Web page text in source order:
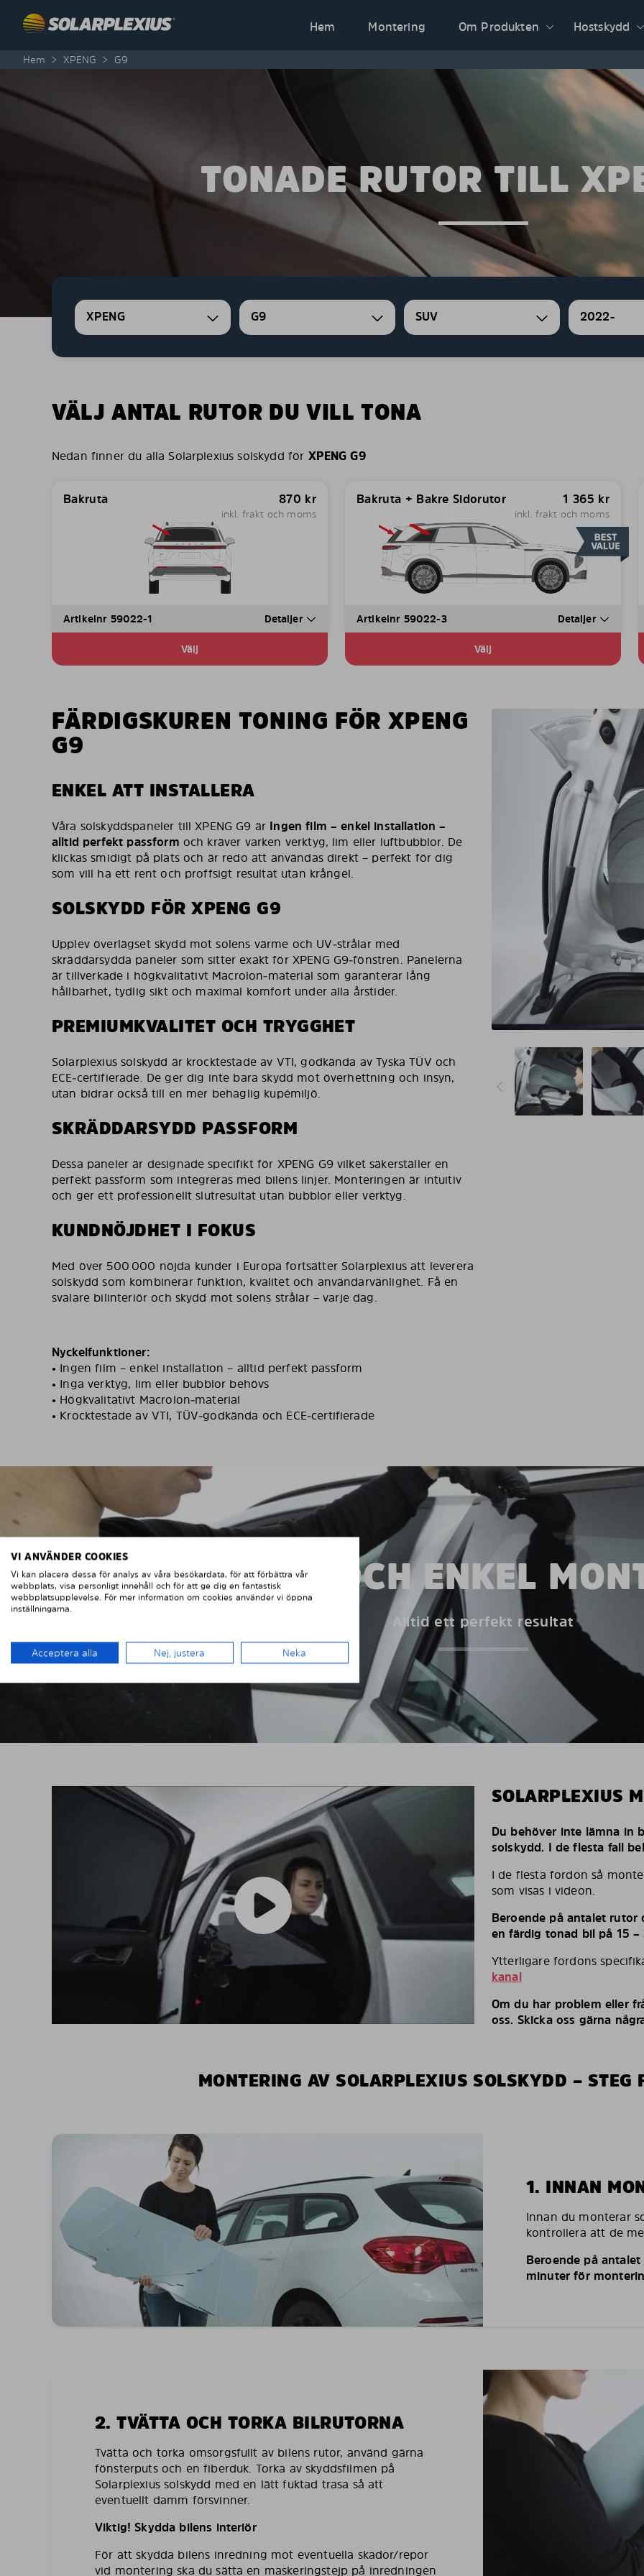
Hem
Montering Om Produkten Hostskydd
Hem > XPENG > G9
TONADE RUTOR TILL
XPENG G9 SUV 2022-
VÄLJ ANTAL RUTOR DU VILL TONA
Nedan finner du alla Solarplexius solskydd för XPENG G9
Bakruta 870 kr
inkl. frakt och moms
Artikelnr 59022-1 Detaljer
Välj
Bakruta + Bakre Sidorutor 1 365 kr
inkl. frakt och moms
Artikelnr 59022-3 Detaljer
Välj
FÄRDIGSKUREN TONING FÖR XPENG
G9
ENKEL ATT INSTALLERA
Våra solskyddspaneler till XPENG G9 är Ingen film – enkel installation –
alltid perfekt passform och kräver varken verktyg, lim eller luftbubblor. De
klickas smidigt på plats och är redo att användas direkt – perfekt för dig
som vill ha ett rent och proffsigt resultat utan krångel.
SOLSKYDD FÖR XPENG G9
Upplev överlägset skydd mot solens värme och UV‑strålar med
skräddarsydda paneler som sitter exakt för XPENG G9‑fönstren. Panelerna
är tillverkade i högkvalitativt Macrolon‑material som garanterar lång
hållbarhet, tydlig sikt och maximal komfort under alla årstider.
PREMIUMKVALITET OCH TRYGGHET
Solarplexius solskydd är krocktestade av VTI, godkända av Tyska TÜV och
ECE‑certifierade. De ger dig inte bara skydd mot överhettning och insyn,
utan bidrar också till en mer behaglig kupémiljö.
SKRÄDDARSYDD PASSFORM
Dessa paneler är designade specifikt för XPENG G9 vilket säkerställer en
perfekt passform som integreras med bilens linjer. Monteringen är intuitiv
och ger ett professionellt slutresultat utan bubblor eller verktyg.
KUNDNÖJDHET I FOKUS
Med över 500 000 nöjda kunder i Europa fortsätter Solarplexius att leverera
solskydd som kombinerar funktion, kvalitet och användarvänlighet. Få en
svalare bilinteriör och skydd mot solens strålar – varje dag.
Nyckelfunktioner:
• Ingen film – enkel installation – alltid perfekt passform
• Inga verktyg, lim eller bubblor behövs
• Högkvalitativt Macrolon‑material
• Krocktestade av VTI, TÜV‑godkända och ECE‑certifierade
SNABB OCH ENKEL
Alltid ett perfekt resultat
SOLARPLEXIUS
Du behöver inte lämna in
solskydd. I de flesta fall
I de flesta fordon så
som visas i videon.
Beroende på antalet
en färdig tonad bil på 15 –
Ytterligare fordons
kanal
Om du har problem eller
oss. Skicka oss gärna
MONTERING AV SOLARPLEXIUS SOLSKYDD – STEG
1. INNAN
Innan du monterar
kontrollera att de
Beroende på
minuter för
2. TVÄTTA OCH TORKA BILRUTORNA
Tvätta och torka omsorgsfullt av bilens rutor, använd gärna
fönsterputs och en fiberduk. Torka av skyddsfilmen på
Solarplexius solskydd med en lätt fuktad trasa så att
eventuellt damm försvinner.
Viktig! Skydda bilens interiör
För att skydda bilens inredning mot eventuella skador/repor
vid montering ska du sätta en maskeringstejp på inredningen
VI ANVÄNDER COOKIES
Vi kan placera dessa för analys av våra besökardata, för att förbättra vår
webbplats, visa personligt innehåll och för att ge dig en fantastisk
webbplatsupplevelse. För mer information om cookies använder vi öppna
inställningarna.
Acceptera alla Nej, justera Neka